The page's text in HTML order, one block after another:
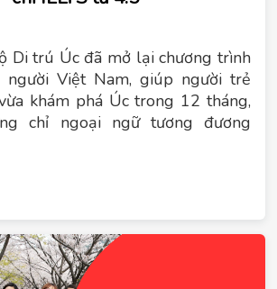
Di trú Úc đã mở lại chương trình
người Việt Nam, giúp người trẻ
khám phá Úc trong 12 tháng,
chỉ ngoại ngữ tương đương